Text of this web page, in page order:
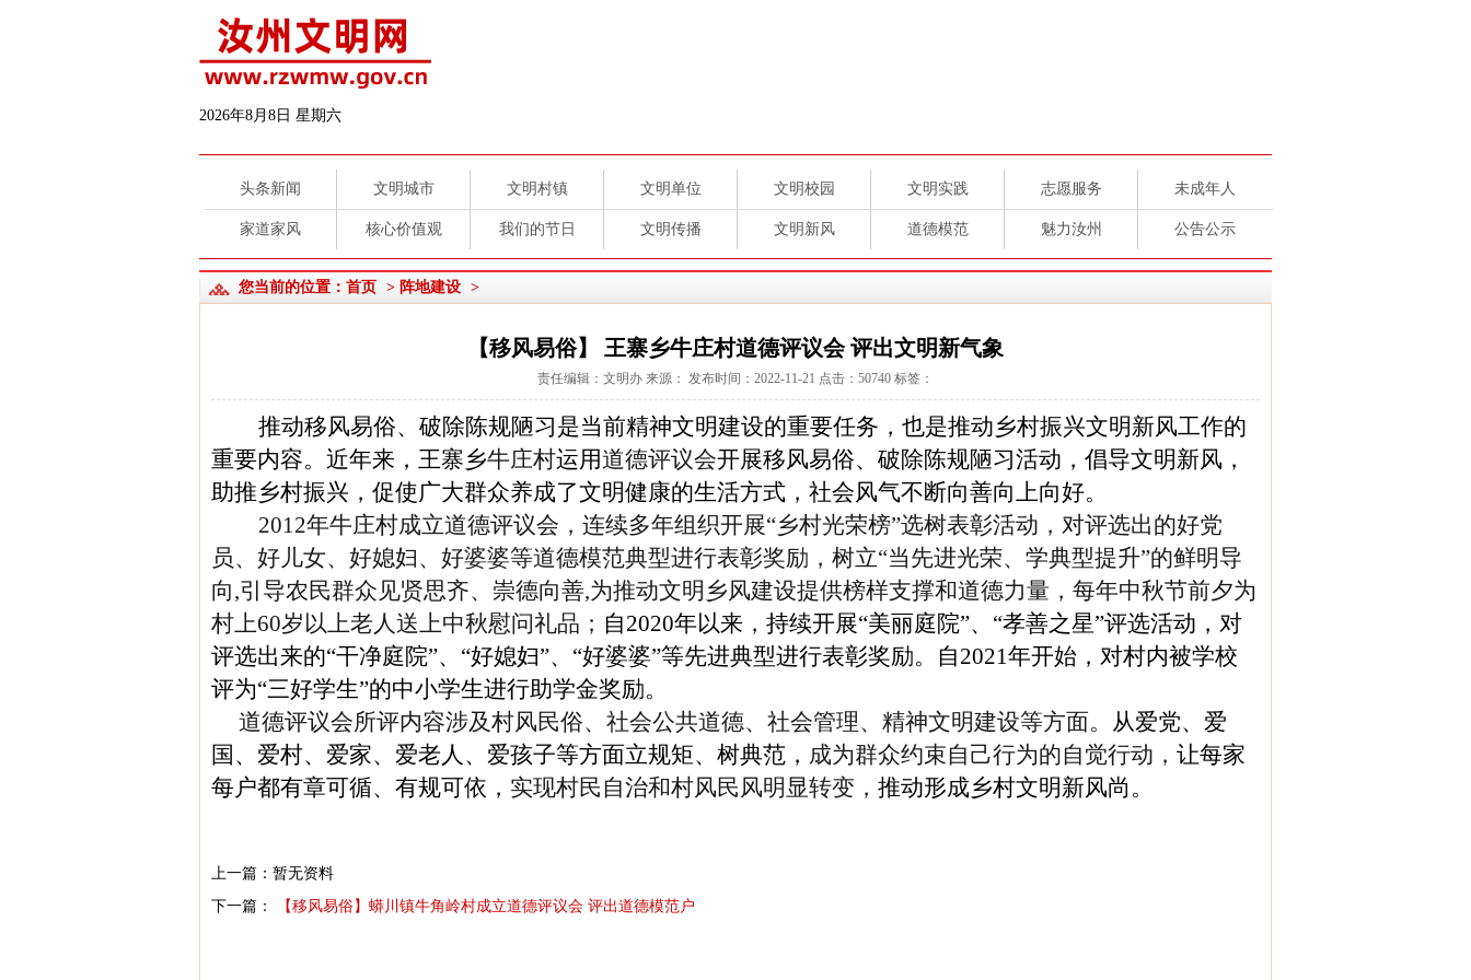
2026年8月8日 星期六
头条新闻 文明城市 文明村镇 文明单位 文明校园 文明实践 志愿服务 未成年人
家道家风 核心价值观 我们的节日 文明传播 文明新风 道德模范 魅力汝州 公告公示
您当前的位置： 首页 > 阵地建设 >
【移风易俗】 王寨乡牛庄村道德评议会 评出文明新气象
责任编辑：文明办 来源： 发布时间：2022-11-21 点击： 50740 标签：
推动移风易俗、破除陈规陋习是当前精神文明建设的重要任务，也是推动乡村振兴文明新风工作的
重要内容。 近年来 ， 王寨乡牛庄村运用道德评议会开展移风易俗、破除陈规陋习活动，倡导文明新风，
助推乡村振兴，促使广大群众养成了文明健康的生活方式，社会风气不断向善向上向好。
2012年牛庄村成立道德评议会，连续多年组织开展“乡村光荣榜”选树表彰活动，对评选出的好党
员、好儿女、好媳妇、好婆婆等道德模范典型进行表彰奖励，树立“当先进光荣、学典型提升”的鲜明导
向,引导农民群众见贤思齐、崇德向善,为推动文明乡风建设提供榜样支撑和道德力量，每年中秋节前夕为
村上60岁以上老人送上中秋慰问礼品； 自2020年以来，持续开展“美丽庭院”、“孝善之星”评选活动，对
评选出来的“干净庭院”、“好媳妇”、“好婆婆”等先进典型进行表彰奖励。自2021年开始，对村内被学校
评为“三好学生”的中小学生进行助学金奖励。
道德评议会所评内容涉及村风民俗、社会公共道德、社会管理、精神文明建设等方面。 从爱党、爱
国、爱村、爱家、爱老人、爱孩子等方面立规矩、树典范， 成为群众约束自己行为的自觉行动， 让每家
每户都有章可循、有规可依， 实现村民自治和村风民风明显转变 ， 推动形成乡村文明新风尚。
上一篇：暂无资料
下一篇：
【移风易俗】蟒川镇牛角岭村成立道德评议会 评出道德模范户